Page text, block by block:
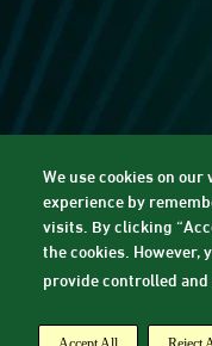
We use cookies on
experience by
visits. By clicking
the cookies. However,
provide controlled
Terms & Conditions